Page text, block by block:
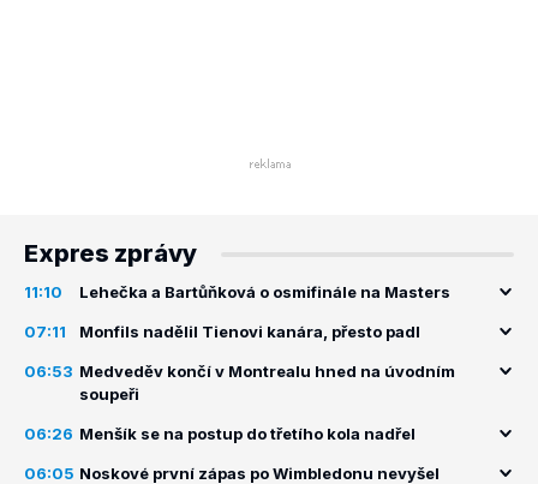
Expres zprávy
11:10 Lehečka a Bartůňková o osmifinále na Masters
07:11 Monfils nadělil Tienovi kanára, přesto padl
06:53 Medveděv končí v Montrealu hned na úvodním
soupeři
06:26 Menšík se na postup do třetího kola nadřel
06:05 Noskové první zápas po Wimbledonu nevyšel